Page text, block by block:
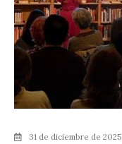
31 de diciembre de 2025